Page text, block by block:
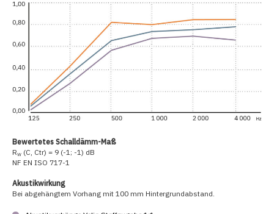
Bewertetes Schalldämm-Maß
Rw (C, Ctr) = 9 (-1; -1) dB
NF EN ISO 717-1
Akustikwirkung
Bei abgehängtem Vorhang mit 100 mm Hintergrundabstand.